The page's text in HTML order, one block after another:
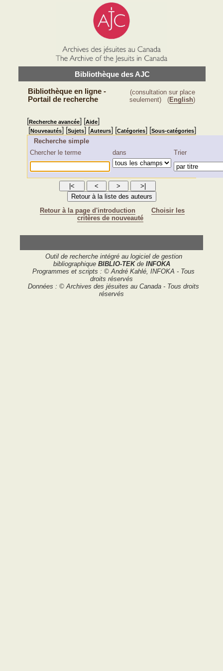
Bibliothèque des AJC
Bibliothèque en ligne -
Portail de recherche
(consultation sur place
seulement) (English)
[Recherche avancée] [Aide]
[Nouveautés] [Sujets] [Auteurs] [Catégories] [Sous-catégories]
Recherche simple
Chercher le terme
dans Trier
Retour à la page d'introduction
Choisir les
critères de nouveauté
Outil de recherche intégré au logiciel de gestion
bibliographique BIBLIO-TEKde INFOKA
Programmes et scripts : © André Kahlé, INFOKA - Tous
droits réservés
Données : © Archives des jésuites au Canada - Tous droits
réservés